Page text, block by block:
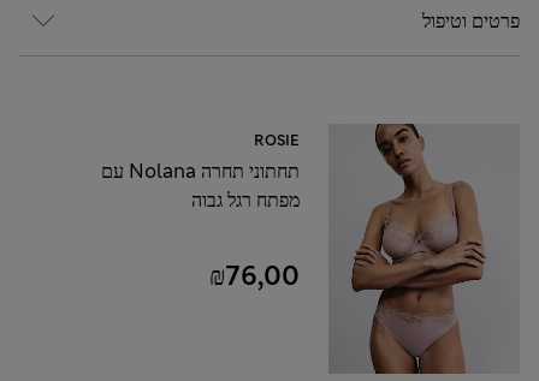
פרטים וטיפול
ROSIE
תחתוני תחרה Nolana עם
מפתח רגל גבוה
₪76,00